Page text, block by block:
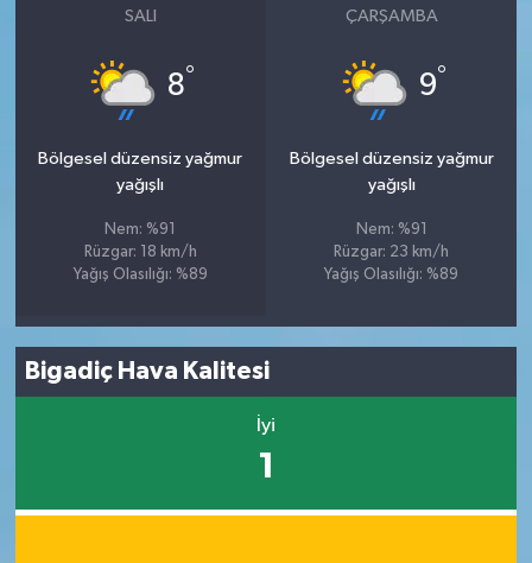
SALI
8°
Bölgesel düzensiz yağmur
yağışlı
Nem: %91
Rüzgar: 18 km/h
Yağış Olasılığı: %89
ÇARŞAMBA
9°
Bölgesel düzensiz yağmur
yağışlı
Nem: %91
Rüzgar: 23 km/h
Yağış Olasılığı: %89
Bigadiç Hava Kalitesi
İyi
1